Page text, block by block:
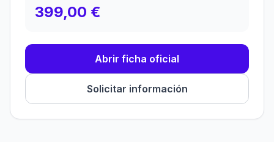
399,00 €
Abrir ficha oficial
Solicitar información